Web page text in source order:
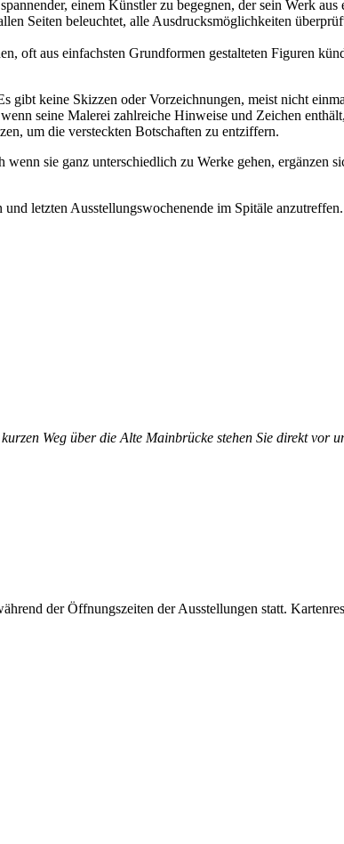
einem Künstler zu begegnen, der sein Werk
Seiten beleuchtet, alle Ausdrucksmöglichkeiten
oft aus einfachsten Grundformen gestalteten Figuren
gibt keine Skizzen oder Vorzeichnungen, meist nicht
seine Malerei zahlreiche Hinweise und Zeichen
um die versteckten Botschaften zu entziffern.
sie ganz unterschiedlich zu Werke gehen, ergänzen
letzten Ausstellungswochenende im Spitäle anzutreffen.
Weg über die Alte Mainbrücke stehen Sie direkt vor
der Öffnungszeiten der Ausstellungen statt.